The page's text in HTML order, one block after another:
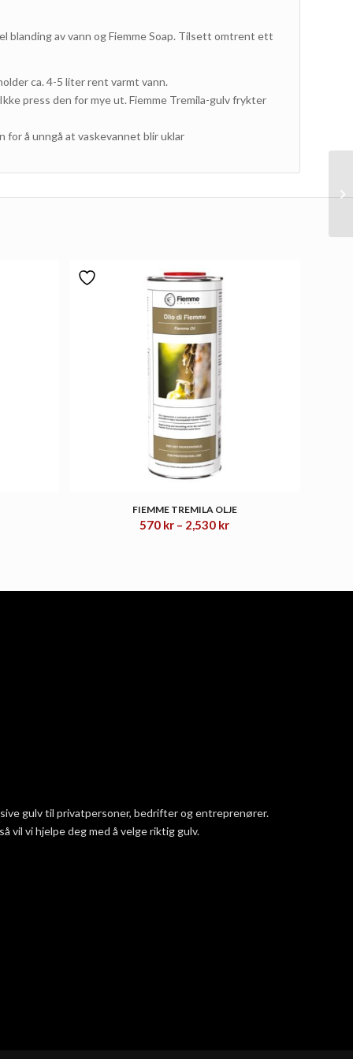
blanding av vann og Fiemme Soap. Tilsett omtrent ett
ca. 4-5 liter rent varmt vann.
press den for mye ut. Fiemme Tremila-gulv frykter
for å unngå at vaskevannet blir uklar
FIEMME TREMILA OLJE
570 kr – 2,530 krPrisområde:
gulv til privatpersoner, bedrifter og entreprenører.
vil vi hjelpe deg med å velge riktig gulv.